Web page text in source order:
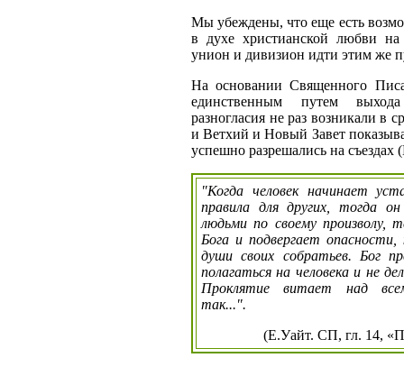
Мы убеждены, что еще есть
в духе христианской любви
унион и дивизион идти этим же
На основании Священного
единственным путем
разногласия не раз возникали в
и Ветхий и Новый Завет
успешно разрешались на
"Когда человек начинает
правила для других, тогда
людьми по своему произволу,
Бога и подвергает
души своих собратьев. Бог
полагаться на человека и не
Проклятие витает над
так...".
(Е.Уайт. СП, гл. 14,